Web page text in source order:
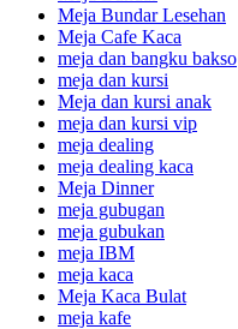
Meja Bundar Lesehan
Meja Cafe Kaca
meja dan bangku bakso
meja dan kursi
Meja dan kursi anak
meja dan kursi vip
meja dealing
meja dealing kaca
Meja Dinner
meja gubugan
meja gubukan
meja IBM
meja kaca
Meja Kaca Bulat
meja kafe